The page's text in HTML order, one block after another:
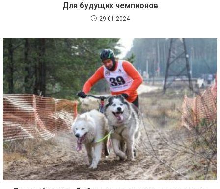
Для будущих чемпионов
29.01.2024